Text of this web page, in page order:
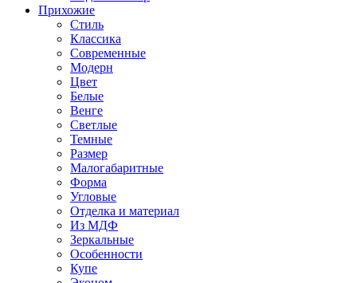
Прихожие
Стиль
Классика
Современные
Модерн
Цвет
Белые
Венге
Светлые
Темные
Размер
Малогабаритные
Форма
Угловые
Отделка и материал
Из МДФ
Зеркальные
Особенности
Купе